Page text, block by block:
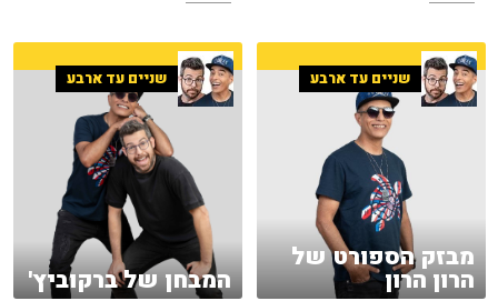
שניים עד ארבע
מבזק הספורט של
הרון הרון
שניים עד ארבע
המבחן של ברקוביץ'